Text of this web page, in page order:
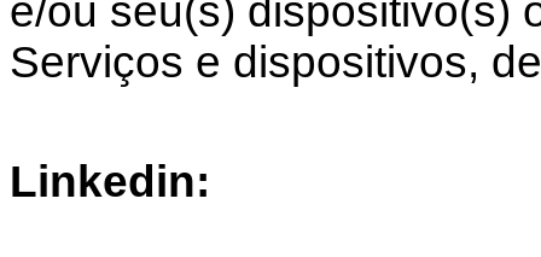
e/ou seu(s) dispositivo(s)
Serviços e dispositivos,
Linkedin: